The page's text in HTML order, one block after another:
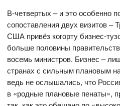
В-четвертых – и это особенно
сопоставления двух визитов –
США привёз когорту бизнес-
больше половины
восемь министров. Бизнес –
странах с сильным плановым
ведь не ослышались, что
в «родные плановые пенаты»,